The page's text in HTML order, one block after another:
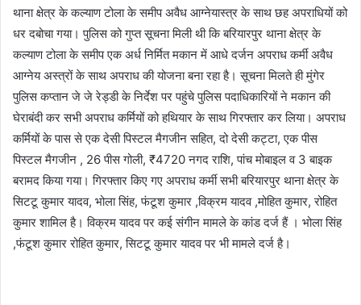
थाना क्षेत्र के कल्याण टोला के समीप अवैध आग्नेयास्त्र के साथ छह अपराधियों को
धर दबोचा गया। पुलिस को गुप्त सूचना मिली थी कि बरियारपुर थाना क्षेत्र के
कल्याण टोला के समीप एक अर्ध निर्मित मकान में आधे दर्जन अपराध कर्मी अवैध
आग्नेय अस्त्रों के साथ अपराध की योजना बना रहा है। सूचना मिलते ही मुंगेर
पुलिस कप्तान जे जे रेड्डी के निर्देश पर पहुंचे पुलिस पदाधिकारियों ने मकान की
घेराबंदी कर सभी अपराध कर्मियों को हथियार के साथ गिरफ्तार कर लिया। अपराध
कर्मियों के पास से एक देसी पिस्टल मैगजीन सहित, दो देसी कट्टा, एक पीस
पिस्टल मैगजीन , 26 पीस गोली, ₹4720 नगद राशि, पांच मोबाइल व 3 बाइक
बरामद किया गया। गिरफ्तार किए गए अपराध कर्मी सभी बरियारपुर थाना क्षेत्र के
सिटटू कुमार यादव, भोला सिंह, फंटूश कुमार ,विक्रम यादव ,मोहित कुमार, रोहित
कुमार शामिल है। विक्रम यादव पर कई संगीन मामले के कांड दर्ज हैं । भोला सिंह
,फंटूश कुमार रोहित कुमार, सिटटू कुमार यादव पर भी मामले दर्ज है।